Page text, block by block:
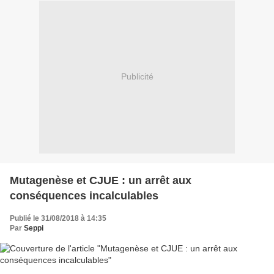
Publicité
Mutagenèse et CJUE : un arrêt aux
conséquences incalculables
Publié le 31/08/2018 à 14:35
Par Seppi